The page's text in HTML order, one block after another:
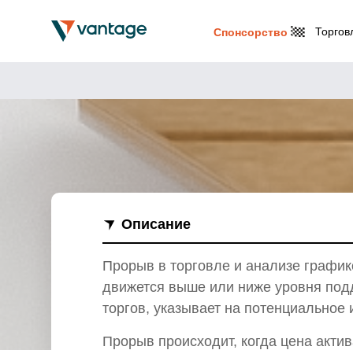
Спонсорство
Описание
Прорыв в торговле и анализе
движется выше или ниже уровня
торгов, указывает на
Прорыв происходит, когда цена